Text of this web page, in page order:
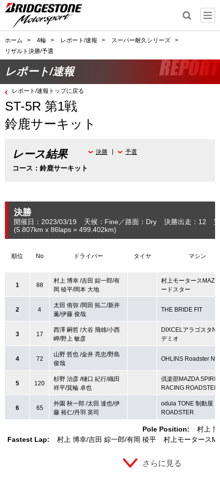
ホーム > 4輪 > レポート/速報 > スーパー耐久シリーズ
>
リザルト決勝/予選
レポート/速報
レポート/速報トップに戻る
ST-5R 第1戦
鈴鹿サーキット
レース結果
コース：鈴鹿サーキット
決勝 予選
決勝
開催日：2023/03/19 天候：Fine 路面：Dry 決勝出走：12
(5.807km x 86laps = 499.402km)
順位 No ドライバー タイヤ マシン
Pole Position:
村上
Fastest Lap:
村上 博幸 吉田 綜一郎 有岡 稜平 村上モータース
1 88
村上 博幸 /吉田 綜一郎/有
岡 稜平/岡本 大地
村上モータース
ードスター
2 4
太田 侑弥 /岡田 拓二/新井
薫/伊藤 俊哉
THE BRIDE FIT
3 17
西澤 嗣哲 /大谷 飛雄/小西
岬/野上 敏彦
DIXCELアラゴスタ
デミオ
4 72
山野 哲也 /金井 亮忠/野島
俊哉
OHLINS Roadster
5 120
杉野 治彦 /樋口 紀行/織田
祥平/箕輪 卓也
倶楽部MAZDA SPIRIT
RACING ROADSTER
6 65
外園 秋一郎 /太田 達也/伊
藤 裕仁/丹羽 英司
odula TONE 制動屋
ROADSTER
さらに見る